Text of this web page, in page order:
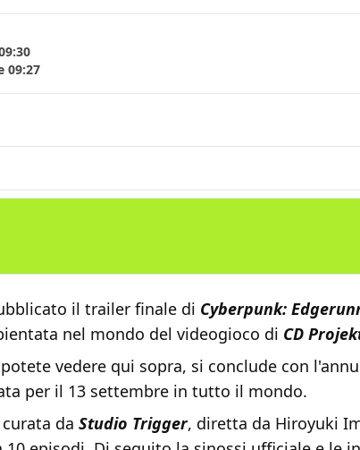
09:27
il trailer finale di Cyberpunk:
nel mondo del videogioco di CD
vedere qui sopra, si conclude con
per il 13 settembre in tutto il mondo.
da Studio Trigger, diretta da Hiroyuki